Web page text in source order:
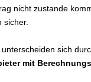
nicht zustande
sicher.
unterscheiden sich
mit